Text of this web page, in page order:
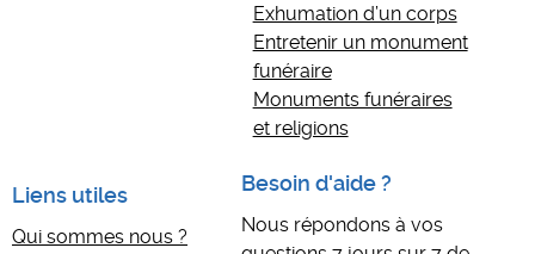
Exhumation d’un corps
Entretenir un monument
funéraire
Monuments funéraires
et religions
Liens utiles
Qui sommes nous ?
Besoin d'aide ?
Nous répondons à vos